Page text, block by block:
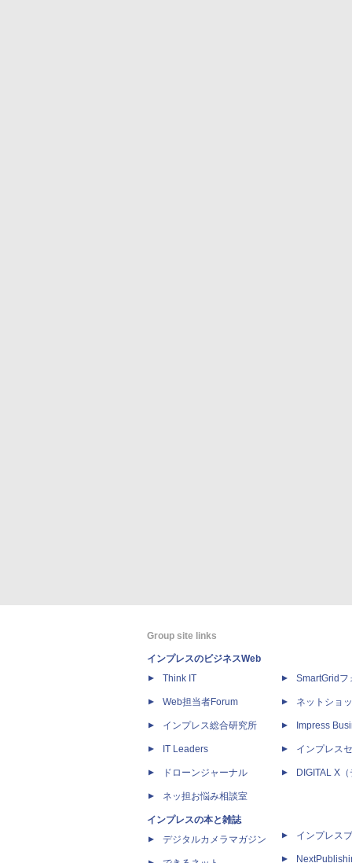
Group site links
インプレスのビジネスWeb
Think IT
Web担当者Forum
インプレス総合研究所
IT Leaders
ドローンジャーナル
ネッ担お悩み相談室
インプレスの本と雑誌
デジタルカメラマガジン
SmartGridフ
ネットショ
Impress
インプレス
DIGITAL X
インプレス